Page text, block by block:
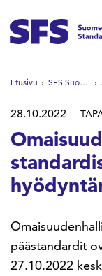
Etsi
Hae hakutermillä
Etusivu SFS Suomen Standardit
28.10.2022
päästandardit
27.10.2022